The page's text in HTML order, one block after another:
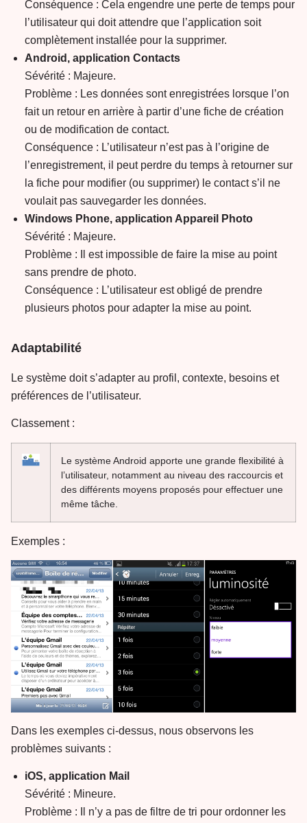
Conséquence : Cela engendre une perte de temps pour
l’utilisateur qui doit attendre que l’application soit
complètement installée pour la supprimer.
Android, application Contacts
Sévérité : Majeure.
Problème : Les données sont enregistrées lorsque l’on
fait un retour en arrière à partir d’une fiche de création
ou de modification de contact.
Conséquence : L’utilisateur n’est pas à l’origine de
l’enregistrement, il peut perdre du temps à retourner sur
la fiche pour modifier (ou supprimer) le contact s’il ne
voulait pas sauvegarder les données.
Windows Phone, application Appareil Photo
Sévérité : Majeure.
Problème : Il est impossible de faire la mise au point
sans prendre de photo.
Conséquence : L’utilisateur est obligé de prendre
plusieurs photos pour adapter la mise au point.
Adaptabilité
Le système doit s’adapter au profil, contexte, besoins et
préférences de l’utilisateur.
Classement :
Le système Android apporte une grande flexibilité à
l’utilisateur, notamment au niveau des raccourcis et
des différents moyens proposés pour effectuer une
même tâche.
Exemples :
Dans les exemples ci-dessus, nous observons les
problèmes suivants :
iOS, application Mail
Sévérité : Mineure.
Problème : Il n’y a pas de filtre de tri pour ordonner les